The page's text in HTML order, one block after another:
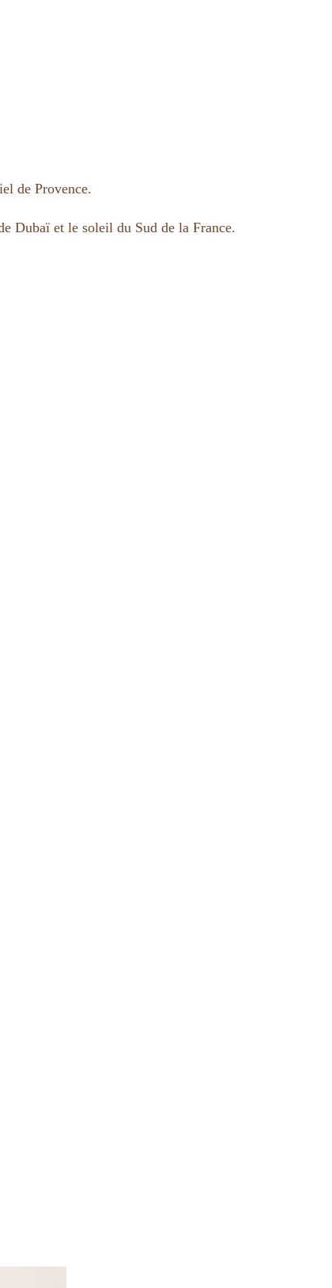
de Provence.
Dubaï et le soleil du Sud de la France.